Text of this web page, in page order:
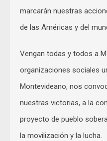
marcarán nuestras
de las Américas y del
Vengan todas y todos a
organizaciones sociales
Montevideano, nos
nuestras victorias, a la
proyecto de pueblo
la movilización y la lucha.